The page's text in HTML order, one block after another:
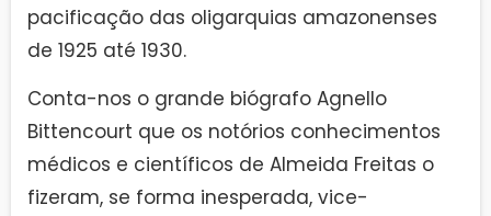
pacificação das oligarquias amazonenses
de 1925 até 1930.
Conta-nos o grande biógrafo Agnello
Bittencourt que os notórios conhecimentos
médicos e científicos de Almeida Freitas o
fizeram, se forma inesperada, vice-